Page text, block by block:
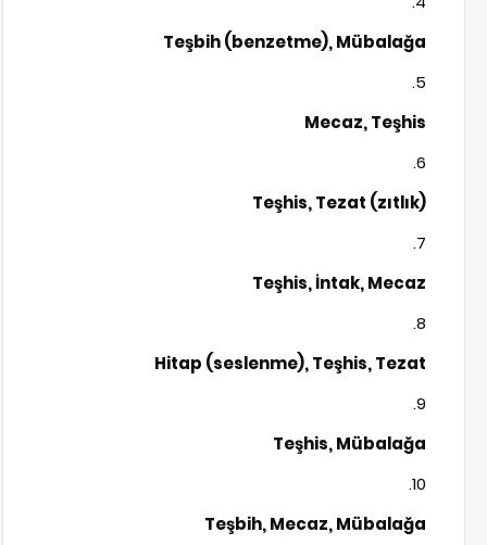
Teşbih (benzetme), Mübalağa
Mecaz, Teşhis
Teşhis, Tezat (zıtlık)
Teşhis, İntak, Mecaz
Hitap (seslenme), Teşhis, Tezat
Teşhis, Mübalağa
Teşbih, Mecaz, Mübalağa